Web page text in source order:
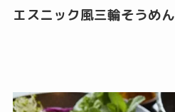
エスニック風三輪そうめん